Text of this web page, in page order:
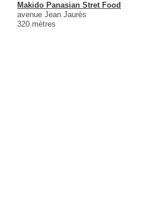
Makido Panasian Stret Food
avenue Jean Jaurès
320 mètres